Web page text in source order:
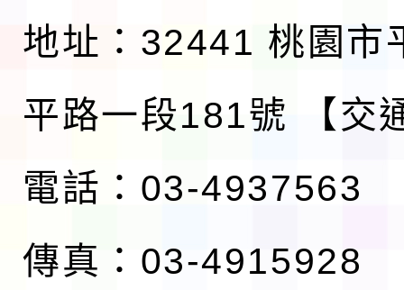
地址：32441 桃園市
平路一段181號
【交
電話：03-4937563
傳真：03-4915928